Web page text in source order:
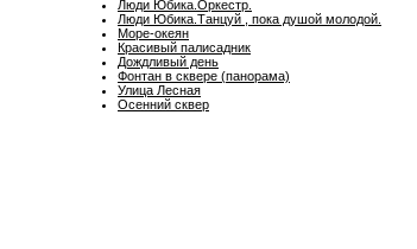
Люди Юбика.Оркестр.
Люди Юбика.Танцуй , пока душой молодой.
Море-океян
Красивый палисадник
Дождливый день
Фонтан в сквере (панорама)
Улица Лесная
Осенний сквер